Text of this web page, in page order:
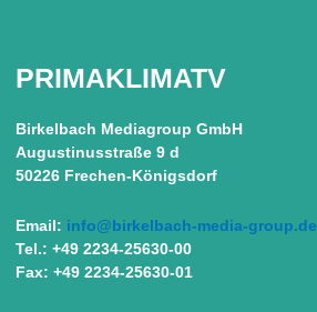
PRIMAKLIMATV
Birkelbach Mediagroup GmbH
Augustinusstraße 9 d
50226 Frechen-Königsdorf
Email: info@birkelbach-media-group.de
Tel.: +49 2234-25630-00
Fax: +49 2234-25630-01